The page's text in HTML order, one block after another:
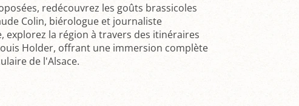
redécouvrez les goûts brassicoles
Colin, biérologue et journaliste
explorez la région à travers des itinéraires
Holder, offrant une immersion complète
de l'Alsace.